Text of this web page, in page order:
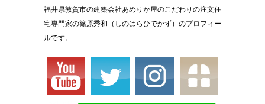
福井県敦賀市の建築会社あめりか屋のこだわりの注文住
宅専門家の篠原秀和（しのはらひでかず）のプロフィー
ルです。